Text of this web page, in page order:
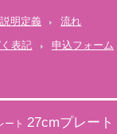
明定義
流れ
表記
申込フォーム
ート 27cmプレート